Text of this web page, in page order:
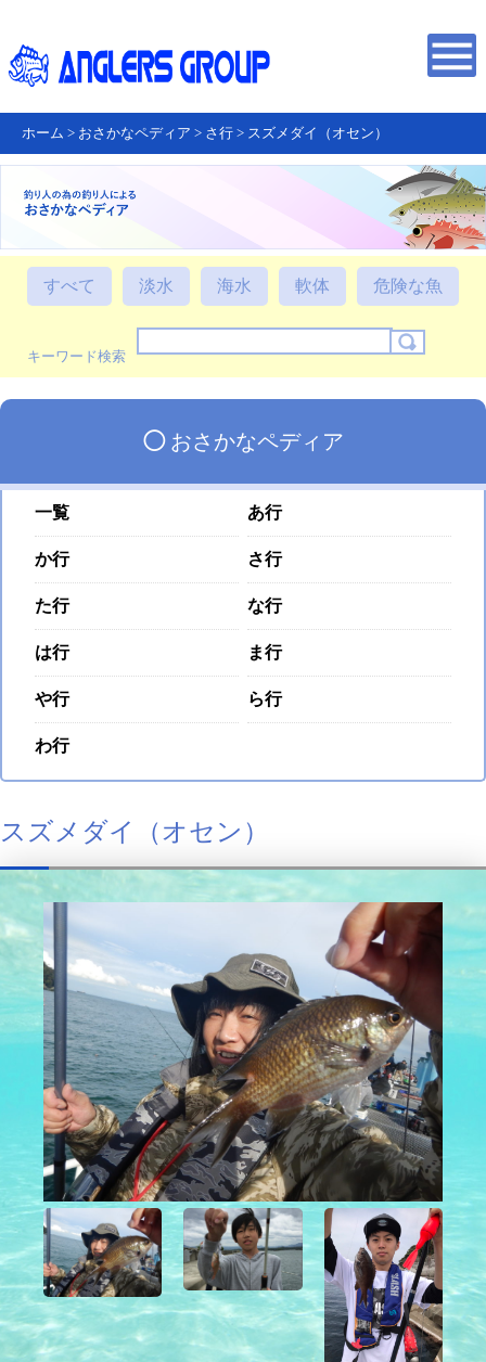
ホーム > おさかなペディア > さ行 > スズメダイ（オセン）
すべて 淡水 海水 軟体 危険な魚
キーワード検索
◯おさかなペディア
一覧 あ行
か行 さ行
た行 な行
は行 ま行
や行 ら行
わ行
スズメダイ（オセン）